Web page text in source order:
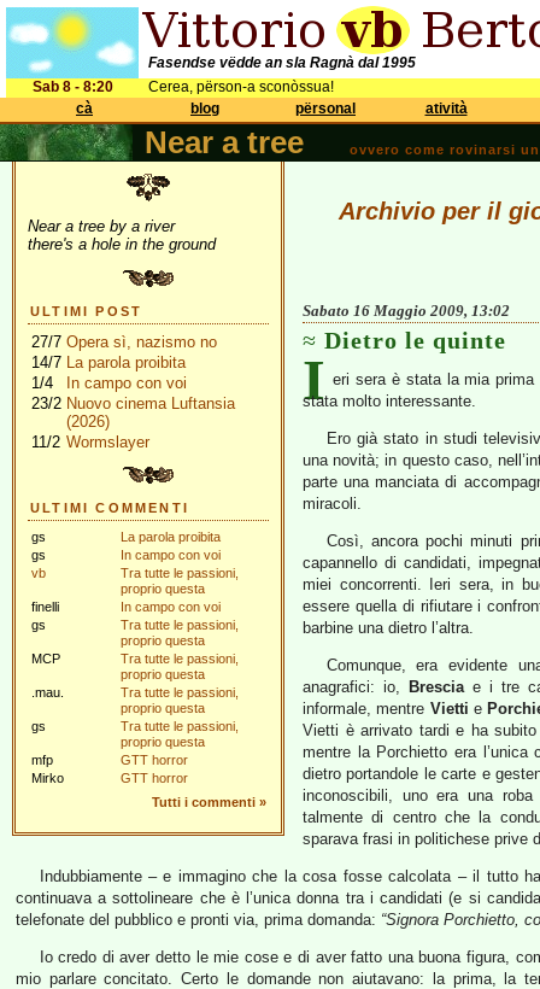
Fasendse vëdde an sla Ragnà dal 1995
Sab 8 - 8:20
Cerea, përson-a sconòssua!
cà
blog përsonal atività
Near a tree ovvero come rovinarsi
Near a tree by a river
there's a hole in the ground
ULTIMI POST
27/7 Opera sì, nazismo no
14/7 La parola proibita
1/4
In campo con voi
23/2 Nuovo cinema Luftansia
(2026)
11/2 Wormslayer
ULTIMI COMMENTI
gs
La parola proibita
gs
In campo con voi
vb
Tra tutte le passioni,
proprio questa
finelli
In campo con voi
gs
Tra tutte le passioni,
proprio questa
MCP
Tra tutte le passioni,
proprio questa
.mau.
Tra tutte le passioni,
proprio questa
gs
Tra tutte le passioni,
proprio questa
mfp
GTT horror
Mirko
GTT horror
Tutti i commenti »
Archivio per il
Sabato 16 Maggio 2009, 13:02
Dietro le quinte
I eri sera è stata la mia
stata molto interessante.
Ero già stato in studi
una novità; in questo caso,
parte una manciata di
miracoli.
Così, ancora pochi minuti
capannello di candidati,
miei concorrenti. Ieri sera, in
essere quella di rifiutare i
barbine una dietro l’altra.
Comunque, era evidente
anagrafici: io,
Bresciae i tre
informale, mentre Vietti e
Vietti è arrivato tardi e ha
mentre la Porchietto era
dietro portandole le carte e
inconoscibili, uno era una
talmente di centro che la
sparava frasi in politichese prive
Indubbiamente – e immagino che la cosa fosse calcolata – il tutto
continuava a sottolineare che è l’unica donna tra i candidati (e si
telefonate del pubblico e pronti via, prima domanda: “Signora Porchietto,
Io credo di aver detto le mie cose e di aver fatto una buona figura,
mio parlare concitato. Certo le domande non aiutavano: la prima, la